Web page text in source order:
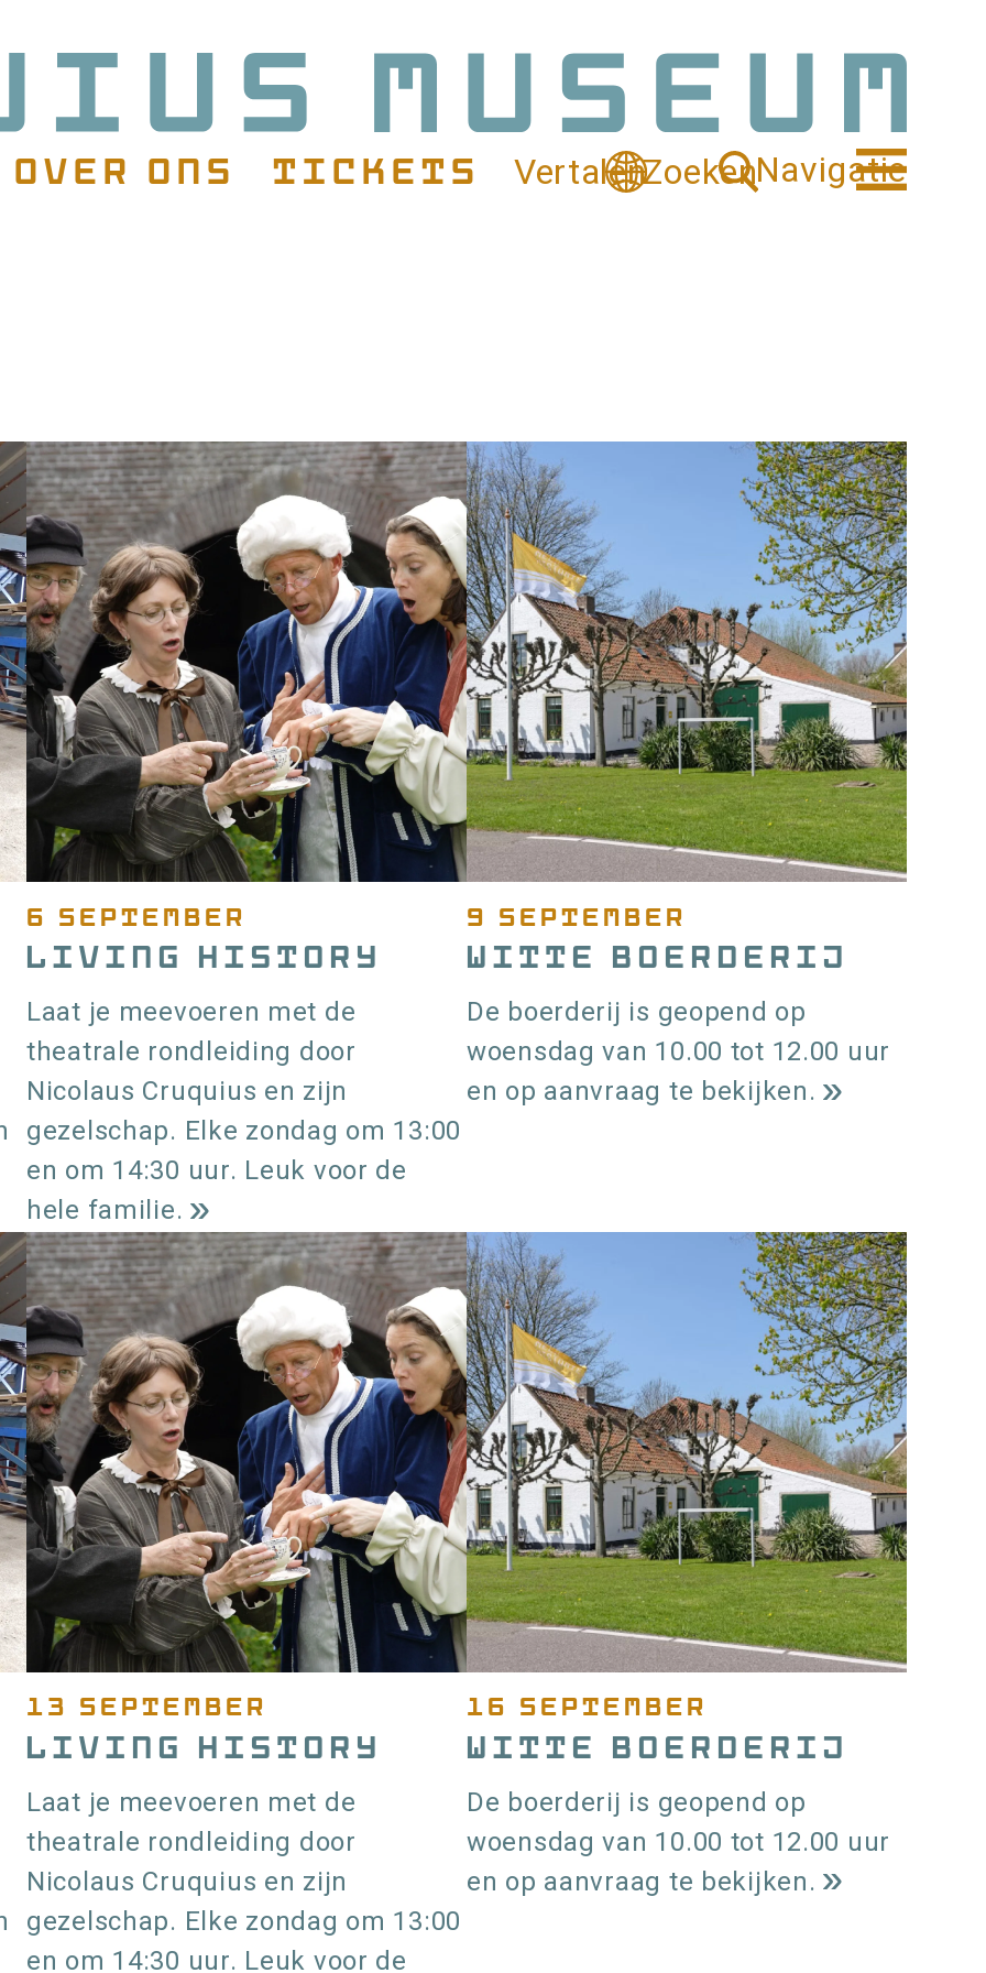
Over ons Tickets VertalenZoekenNavigatie
6 september
Living History
Laat je meevoeren met de
theatrale rondleiding door
Nicolaus Cruquius en zijn
gezelschap. Elke zondag om 13:00
en om 14:30 uur. Leuk voor de
hele familie.
L
e
s
m
e
rover
Living
History
9 september
Witte Boerderij
De boerderij is geopend op
woensdag van 10.00 tot 12.00 uur
en op aanvraag te bekijken.
s
m
e
e
rover
Witte
13 september
Living History
Laat je meevoeren met de
theatrale rondleiding door
Nicolaus Cruquius en zijn
gezelschap. Elke zondag om 13:00
en om 14:30 uur. Leuk voor de
16 september
Witte Boerderij
De boerderij is geopend op
woensdag van 10.00 tot 12.00 uur
en op aanvraag te bekijken.